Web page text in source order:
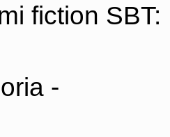
fiction SBT:
-